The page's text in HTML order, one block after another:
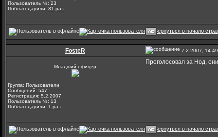
Пользователь №: 23
Поблагодарили: 31 раз
FosteR 7.2.2007, 14:49
Младший офицер
Группа: Пользователи
Сообщений: 547
Регистрация: 5.2.2007
Пользователь №: 13
Поблагодарили: 1 раз
Проголосовал за Нод,